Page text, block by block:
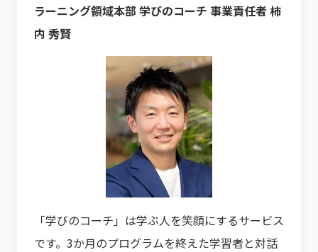
ラーニング領域本部 学びのコーチ 事業責任者 柿
内 秀賢
「学びのコーチ」は学ぶ人を笑顔にするサービス
です。3か月のプログラムを終えた学習者と対話